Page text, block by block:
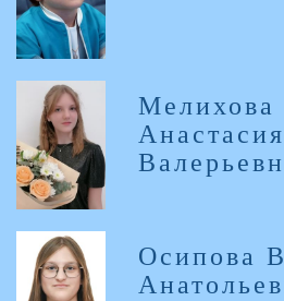
Мелихова
Анастасия
Осипова